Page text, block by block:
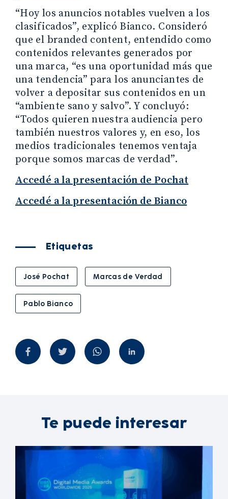
“Hoy los anuncios notables vuelven a los
clasificados”, explicó Bianco. Consideró
que el branded content, entendido como
contenidos relevantes generados por
una marca, “es una oportunidad más que
una tendencia” para los anunciantes de
volver a depositar sus contenidos en un
“ambiente sano y salvo”. Y concluyó:
“Todos quieren nuestra audiencia pero
también nuestros valores y, en eso, los
medios tradicionales tenemos ventaja
porque somos marcas de verdad”.
Accedé a la presentación de Pochat
Accedé a la presentación de Bianco
Etiquetas
José Pochat Marcas de Verdad
Pablo Bianco
Te puede interesar